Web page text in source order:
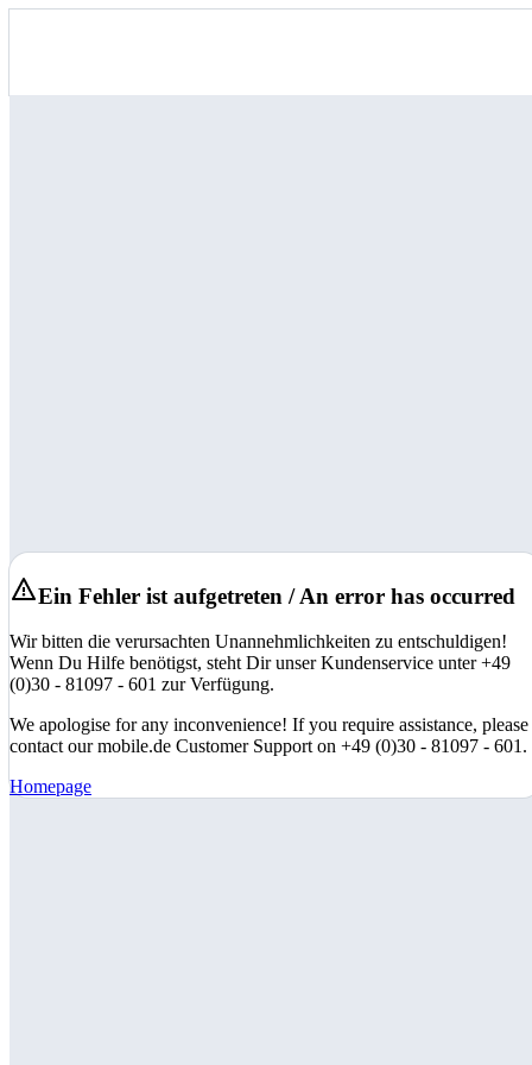
Ein Fehler ist aufgetreten / An error has occurred
Wir bitten die verursachten Unannehmlichkeiten zu entschuldigen!
Wenn Du Hilfe benötigst, steht Dir unser Kundenservice unter +49
(0)30 - 81097 - 601 zur Verfügung.
We apologise for any inconvenience! If you require assistance, please
contact our mobile.de Customer Support on +49 (0)30 - 81097 - 601.
Homepage